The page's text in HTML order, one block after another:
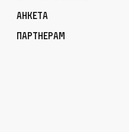
Анкета
Партнерам